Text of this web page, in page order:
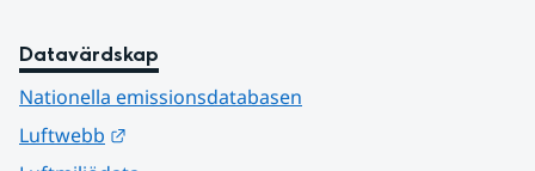
Datavärdskap
Nationella emissionsdatabasen
Luftwebb